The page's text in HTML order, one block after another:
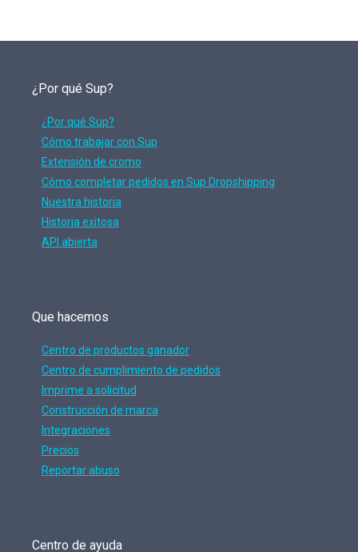
¿Por qué Sup?
¿Por qué Sup?
Cómo trabajar con Sup
Extensión de cromo
Cómo completar pedidos en Sup Dropshipping
Nuestra historia
Historia exitosa
API abierta
Que hacemos
Centro de productos ganador
Centro de cumplimiento de pedidos
Imprime a solicitud
Construcción de marca
Integraciones
Precios
Reportar abuso
Centro de ayuda